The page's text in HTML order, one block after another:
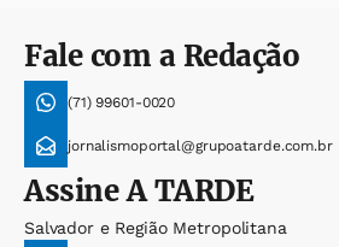
Fale com a Redação
(71) 99601-0020
jornalismoportal@grupoatarde.com.br
AssineA TARDE
Salvador e Região Metropolitana